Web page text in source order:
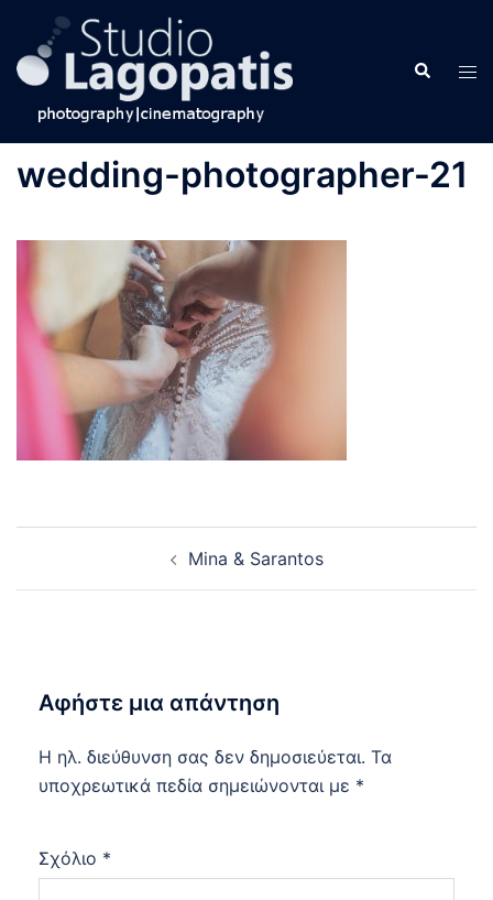
content
Search
wedding-photographer-21
Mina & Sarantos
Αφήστε μια απάντηση
Η ηλ. διεύθυνση σας δεν δημοσιεύεται. Τα
υποχρεωτικά πεδία σημειώνονται με *
Σχόλιο *